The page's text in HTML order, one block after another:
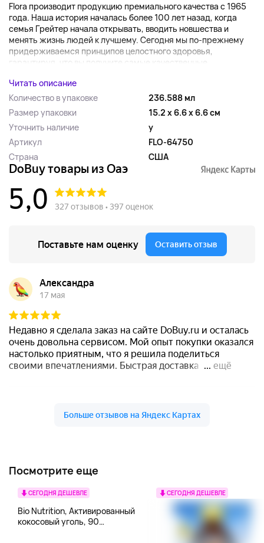
Flora производит продукцию премиального качества с 1965
года. Наша история началась более 100 лет назад, когда
семья Грейтер начала открывать, вводить новшества и
менять жизнь людей к лучшему. Сегодня мы по-прежнему
придерживаемся принципов целостного здоровья,
гарантируя, что вы получите самые качественные...
Читать описание
Количество в упаковке
236.588 мл
Размер упаковки
15.2 x 6.6 x 6.6 см
Уточнить наличие
y
Артикул
FLO-64750
Страна
США
Посмотрите еще
СЕГОДНЯ ДЕШЕВЛЕ
Bio Nutrition, Активированный
кокосовый уголь, 90
СЕГОДНЯ ДЕШЕВЛЕ